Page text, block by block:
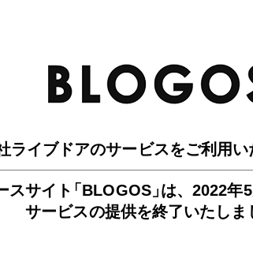
ライブドアのサービスをご利用い
スサイ ト「BLOGOS」は、2022年
サービスの提供を終了いたしま